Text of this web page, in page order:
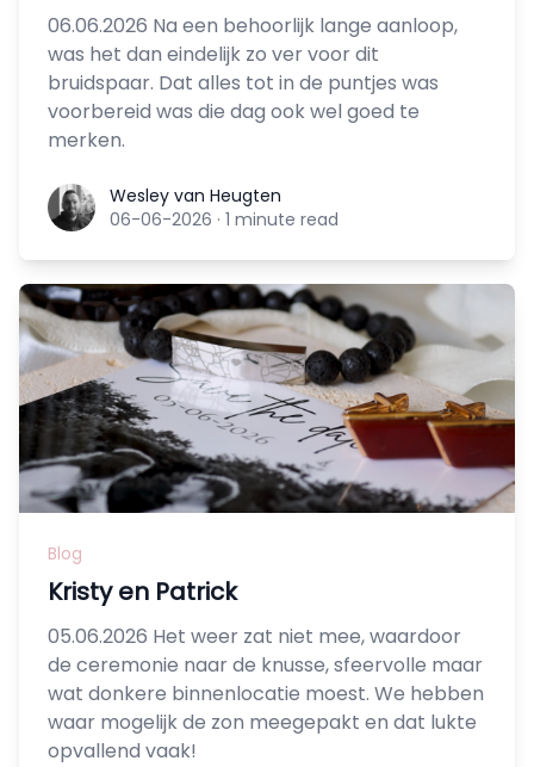
06.06.2026 Na een behoorlijk lange aanloop,
was het dan eindelijk zo ver voor dit
bruidspaar. Dat alles tot in de puntjes was
voorbereid was die dag ook wel goed te
merken.
Wesley van Heugten
Wesley van Heugten
06-06-2026 · 1 minute read
Blog
Kristy en Patrick
05.06.2026 Het weer zat niet mee, waardoor
de ceremonie naar de knusse, sfeervolle maar
wat donkere binnenlocatie moest. We hebben
waar mogelijk de zon meegepakt en dat lukte
opvallend vaak!